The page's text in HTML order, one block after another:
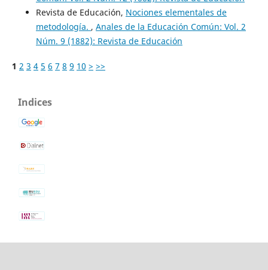
Revista de Educación, Nociones elementales de
metodología. , Anales de la Educación Común: Vol. 2
Núm. 9 (1882): Revista de Educación
1 2 3 4 5 6 7 8 9 10 > >>
Indices